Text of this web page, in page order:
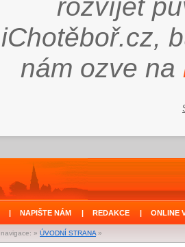
rozvíjet
iChotěboř.cz,
nám ozve na
| NAPIŠTE NÁM | REDAKCE | ONLINE
navigace: » ÚVODNÍ STRANA »